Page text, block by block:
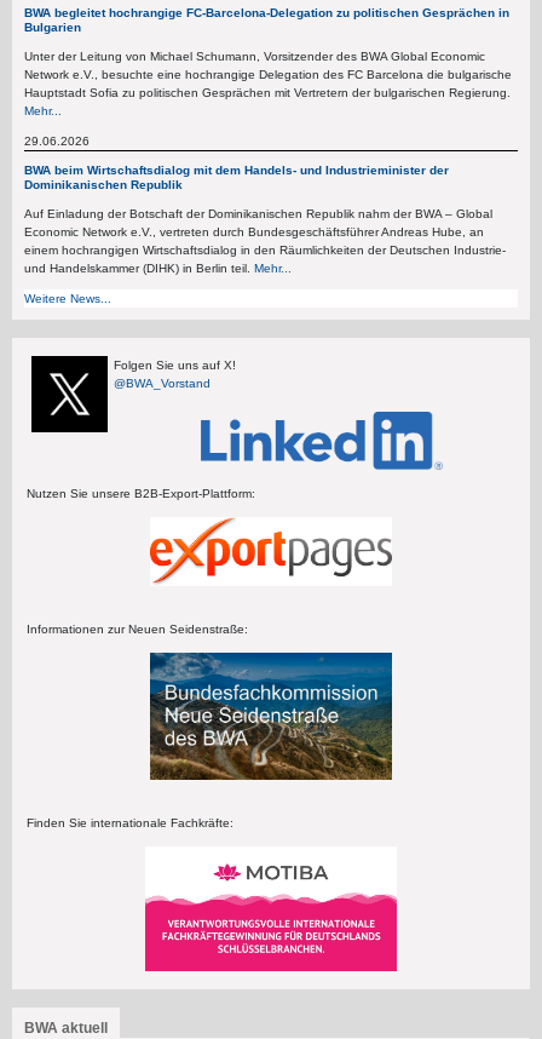
BWA begleitet hochrangige FC-Barcelona-Delegation zu politischen Gesprächen in
Bulgarien
Unter der Leitung von Michael Schumann, Vorsitzender des BWA Global Economic
Network e.V., besuchte eine hochrangige Delegation des FC Barcelona die bulgarische
Hauptstadt Sofia zu politischen Gesprächen mit Vertretern der bulgarischen Regierung.
Mehr...
29.06.2026
BWA beim Wirtschaftsdialog mit dem Handels- und Industrieminister der
Dominikanischen Republik
Auf Einladung der Botschaft der Dominikanischen Republik nahm der BWA – Global
Economic Network e.V., vertreten durch Bundesgeschäftsführer Andreas Hube, an
einem hochrangigen Wirtschaftsdialog in den Räumlichkeiten der Deutschen Industrie-
und Handelskammer (DIHK) in Berlin teil. Mehr...
Weitere News...
Folgen Sie uns auf X!
@BWA_Vorstand
Nutzen Sie unsere B2B-Export-Plattform:
Informationen zur Neuen Seidenstraße:
Finden Sie internationale Fachkräfte:
BWA aktuell